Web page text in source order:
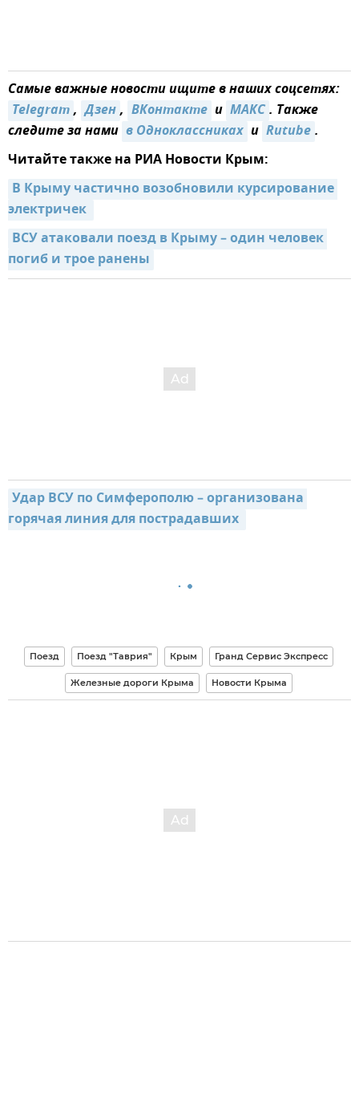
Самые важные новости ищите в наших соцсетях:
Telegram, Дзен, ВКонтакте и МАКС. Также
следите за нами в Одноклассниках и Rutube.
Читайте также на РИА Новости Крым:
В Крыму частично возобновили курсирование
электричек
ВСУ атаковали поезд в Крыму – один человек
погиб и трое ранены
Удар ВСУ по Симферополю – организована
горячая линия для пострадавших
Поезд Поезд "Таврия" Крым Гранд Сервис Экспресс
Железные дороги Крыма Новости Крыма